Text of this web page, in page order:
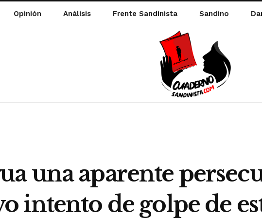
Opinión Análisis Frente Sandinista Sandino
una aparente
intento de golpe de